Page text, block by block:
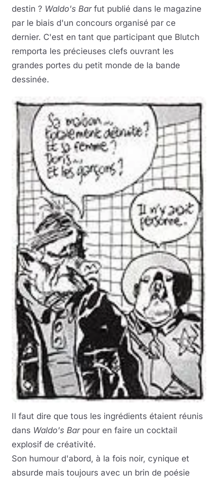
destin ? Waldo's Barfut publié dans le magazine
par le biais d'un concours organisé par ce
dernier. C'est en tant que participant que Blutch
remporta les précieuses clefs ouvrant les
grandes portes du petit monde de la bande
dessinée.
Il faut dire que tous les ingrédients étaient réunis
dans Waldo's Barpour en faire un cocktail
explosif de créativité.
Son humour d'abord, à la fois noir, cynique et
absurde mais toujours avec un brin de poésie